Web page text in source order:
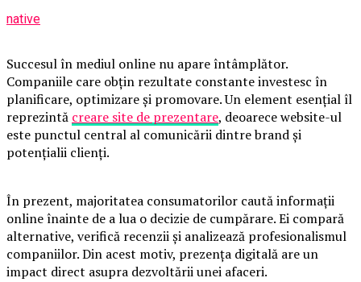
native
Succesul în mediul online nu apare întâmplător.
Companiile care obțin rezultate constante investesc în
planificare, optimizare și promovare. Un element esențial îl
reprezintă creare site de prezentare, deoarece website-ul
este punctul central al comunicării dintre brand și
potențialii clienți.
În prezent, majoritatea consumatorilor caută informații
online înainte de a lua o decizie de cumpărare. Ei compară
alternative, verifică recenzii și analizează profesionalismul
companiilor. Din acest motiv, prezența digitală are un
impact direct asupra dezvoltării unei afaceri.